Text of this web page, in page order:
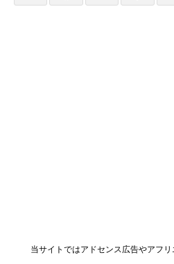
当サイトではアドセンス広告やアフ